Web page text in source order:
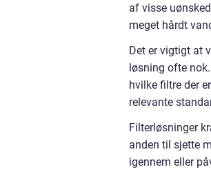
af visse
meget hårdt
Det er vigtigt at
løsning ofte
hvilke filtre der
relevante
Filterløsninger
anden til sjette
igennem eller